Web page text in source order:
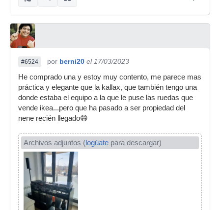
#6524 por berni20 el 17/03/2023
He comprado una y estoy muy contento, me parece mas
práctica y elegante que la kallax, que también tengo una
donde estaba el equipo a la que le puse las ruedas que
vende ikea...pero que ha pasado a ser propiedad del
nene recién llegado😄
Archivos adjuntos (logúate para descargar)